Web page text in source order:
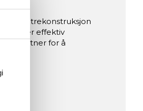
bøketrekonstruksjon
ønsker effektiv
partner for å